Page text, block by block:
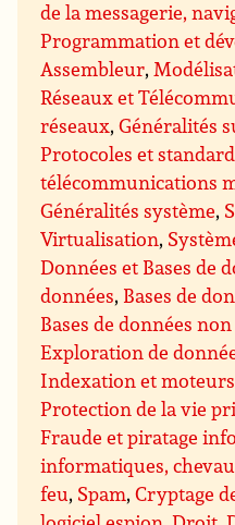
de la messagerie,
Programmation et
Assembleur,
Réseaux et
réseaux,Généralités
Protocoles et
télécommunications
Généralités système,
Virtualisation,
Données et Bases de
données, Bases de
Bases de données
Exploration de
Indexation et
Protection de la vie
Fraude et piratage
informatiques,
feu, Spam,Cryptage